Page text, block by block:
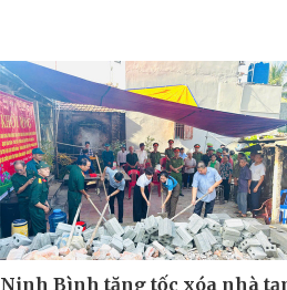
Ninh Bình tăng tốc xóa nhà